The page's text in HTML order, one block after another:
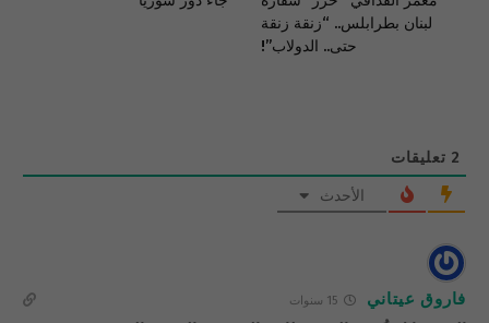
لبنان بطرابلس.. “زنقة زنقة
حتى.. الدولاب”!
2 تعليقات
الأحدث
فاروق عيتاني 15 سنوات